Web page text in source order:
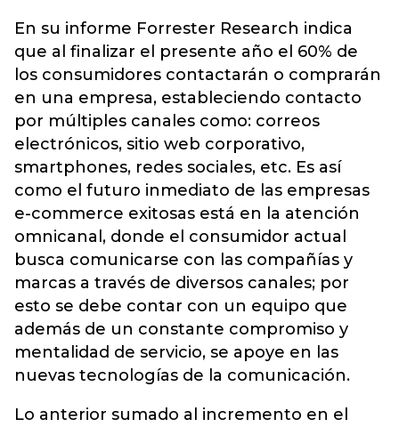
En su informe Forrester Research indica
que al finalizar el presente año el 60% de
los consumidores contactarán o comprarán
en una empresa, estableciendo contacto
por múltiples canales como: correos
electrónicos, sitio web corporativo,
smartphones, redes sociales, etc. Es así
como el futuro inmediato de las empresas
e-commerce exitosas está en la atención
omnicanal, donde el consumidor actual
busca comunicarse con las compañías y
marcas a través de diversos canales; por
esto se debe contar con un equipo que
además de un constante compromiso y
mentalidad de servicio, se apoye en las
nuevas tecnologías de la comunicación.
Lo anterior sumado al incremento en el